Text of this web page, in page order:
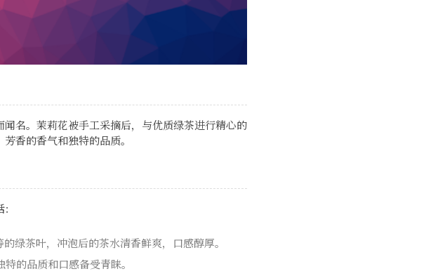
名。茉莉花被手工采摘后，与优质绿茶进行精心的
香的香气和独特的品质。
绿茶叶，冲泡后的茶水清香鲜爽，口感醇厚。
的品质和口感备受青睐。